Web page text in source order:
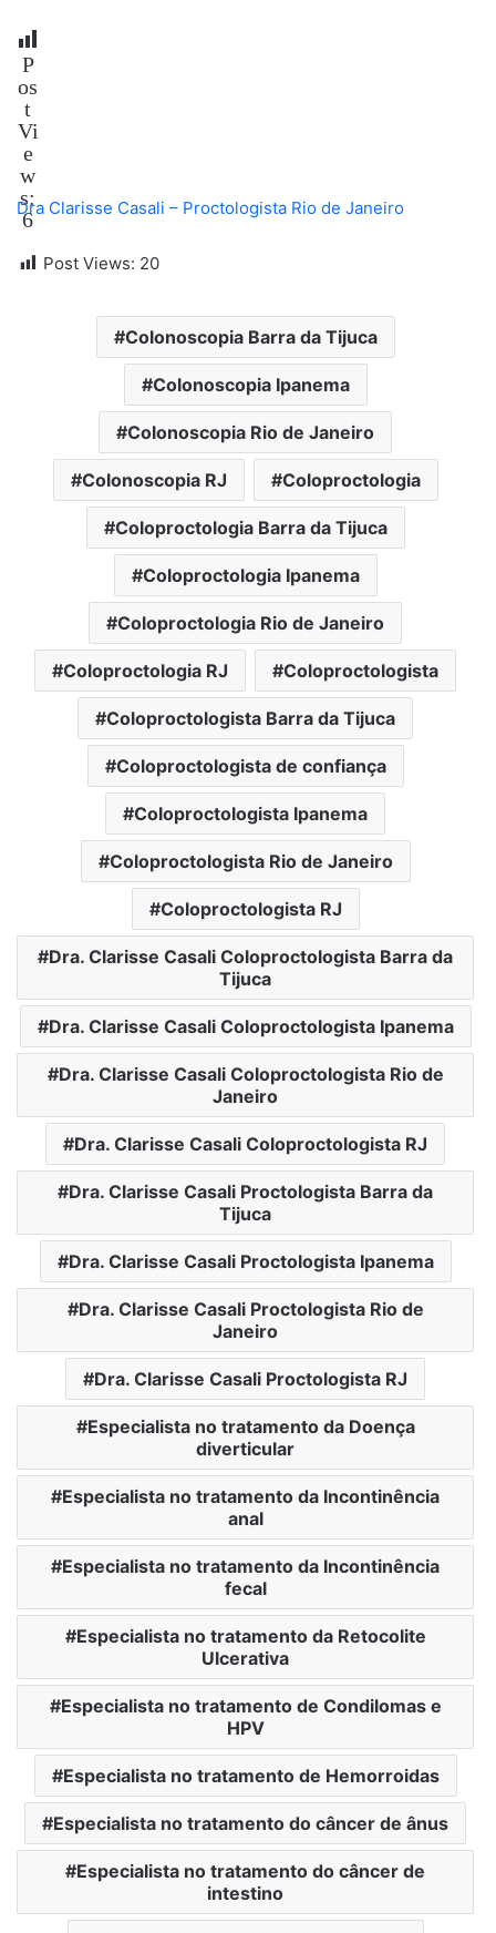
P
os
t
Vi
e
w
s:
6
Dra Clarisse Casali – Proctologista Rio de Janeiro
Post Views: 20
Colonoscopia Barra da Tijuca
Colonoscopia Ipanema
Colonoscopia Rio de Janeiro
Colonoscopia RJ Coloproctologia
Coloproctologia Barra da Tijuca
Coloproctologia Ipanema
Coloproctologia Rio de Janeiro
Coloproctologia RJ Coloproctologista
Coloproctologista Barra da Tijuca
Coloproctologista de confiança
Coloproctologista Ipanema
Coloproctologista Rio de Janeiro
Coloproctologista RJ
Dra. Clarisse Casali Coloproctologista Barra da
Tijuca
Dra. Clarisse Casali Coloproctologista Ipanema
Dra. Clarisse Casali Coloproctologista Rio de
Janeiro
Dra. Clarisse Casali Coloproctologista RJ
Dra. Clarisse Casali Proctologista Barra da
Tijuca
Dra. Clarisse Casali Proctologista Ipanema
Dra. Clarisse Casali Proctologista Rio de
Janeiro
Dra. Clarisse Casali Proctologista RJ
Especialista no tratamento da Doença
diverticular
Especialista no tratamento da Incontinência
anal
Especialista no tratamento da Incontinência
fecal
Especialista no tratamento da Retocolite
Ulcerativa
Especialista no tratamento de Condilomas e
HPV
Especialista no tratamento de Hemorroidas
Especialista no tratamento do câncer de ânus
Especialista no tratamento do câncer de
intestino